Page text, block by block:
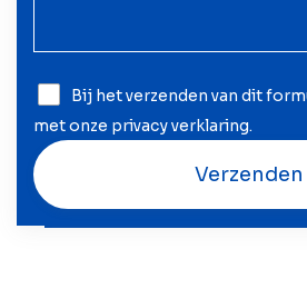
Bij het verzenden van dit
met onze privacy verklaring.